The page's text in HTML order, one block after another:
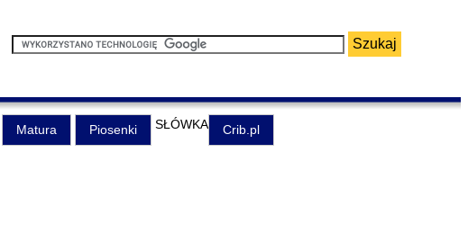
Matura Piosenki SŁÓWKA Crib.pl